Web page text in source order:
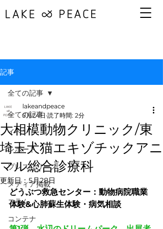
記事
全ての記事
イベント
レポート
プレスリリース
メディア掲載
コラム
コンテナ
全ての記事
大相模動物クリニック/東
埼玉犬猫エキゾチックアニ
マル総合診療科
lakeandpeace
5月24日 読了時間: 2分
更新日：5月28日
どうぶつ救急センター：動物病院職業
体験&心肺蘇生体験・病気相談